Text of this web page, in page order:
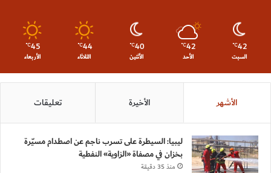
42
℃
السبت
42
℃
الأحد
40
℃
الأثنين
44
℃
الثلاثاء
45
℃
الأربعاء
الأشهر الأخيرة تعليقات
ليبيا: السيطرة على تسرب ناجم عن اصطدام مسيّرة
بخزان في مصفاة «الزاوية» النفطية
منذ 35 دقيقة